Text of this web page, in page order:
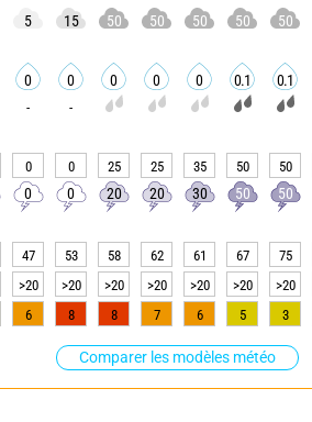
Comparer les modèles météo
5 15 50 50 50 50 50
0 0 0 0 0 0.1 0.1
- -
0 0 25 25 35 50 50
0 0 20 20 30 50 50
47 53 58 62 61 67 75
>20 >20 >20 >20 >20 >20 >20
6 8 8 7 6 5 3